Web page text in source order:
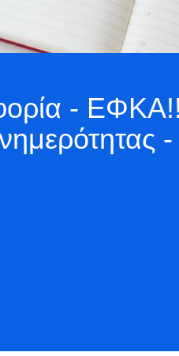
- ΕΦΚΑ!!